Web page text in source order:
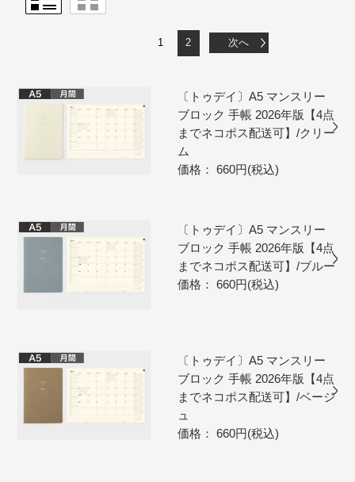
1 2 次へ
〔トゥデイ〕A5 マンスリー
ブロック 手帳 2026年版【4点
までネコポス配送可】/クリー
ム
価格： 660円(税込)
〔トゥデイ〕A5 マンスリー
ブロック 手帳 2026年版【4点
までネコポス配送可】/ブルー
価格： 660円(税込)
〔トゥデイ〕A5 マンスリー
ブロック 手帳 2026年版【4点
までネコポス配送可】/ベージ
ュ
価格： 660円(税込)